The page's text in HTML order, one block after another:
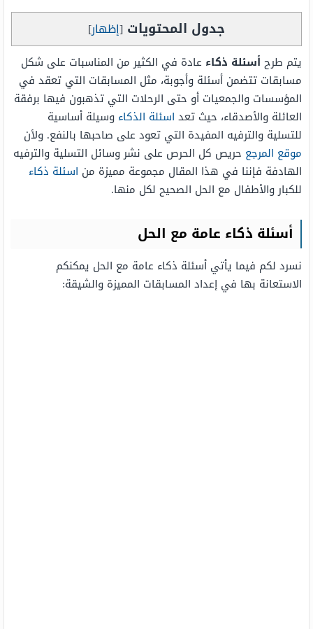
جدول المحتويات [إظهار]
يتم طرح أسئلة ذكاء عادة في الكثير من المناسبات على شكل
مسابقات تتضمن أسئلة وأجوبة، مثل المسابقات التي تعقد في
المؤسسات والجمعيات أو حتى الرحلات التي تذهبون فيها برفقة
العائلة والأصدقاء، حيث تعد اسئلة الذكاء وسيلة أساسية
للتسلية والترفيه المفيدة التي تعود على صاحبها بالنفع. ولأن
موقع المرجع حريص كل الحرص على نشر وسائل التسلية والترفيه
الهادفة فإننا في هذا المقال مجموعة مميزة من اسئلة ذكاء
للكبار والأطفال مع الحل الصحيح لكل منها.
أسئلة ذكاء عامة مع الحل
نسرد لكم فيما يأتي أسئلة ذكاء عامة مع الحل يمكنكم
الاستعانة بها في إعداد المسابقات المميزة والشيقة: